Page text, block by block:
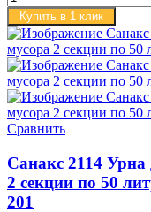
Купить в 1 клик
Сравнить
Санакс 2114 Урна
2 секции по 50
201